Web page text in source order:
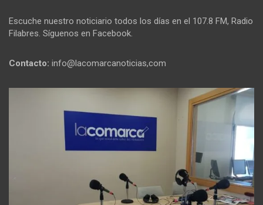
Escuche nuestro noticiario todos los días en el 107.8 FM, Radio
Filabres. Síguenos en Facebook.
Contacto: info@lacomarcanoticias,com